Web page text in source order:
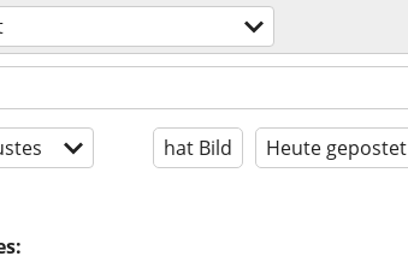
hat Bild Heute gepostet